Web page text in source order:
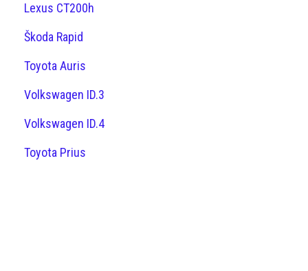
Lexus CT200h
Škoda Rapid
Toyota Auris
Volkswagen ID.3
Volkswagen ID.4
Toyota Prius